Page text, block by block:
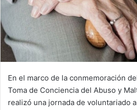
En el marco de la conmemoración
Toma de Conciencia del Abuso y
realizó una jornada de voluntariado